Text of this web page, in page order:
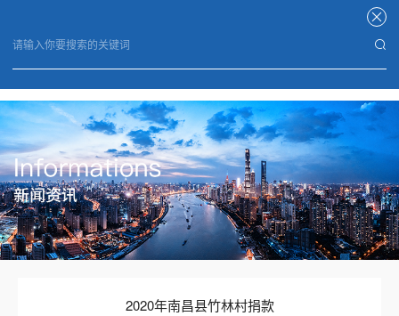
2020年南昌县竹林村捐款